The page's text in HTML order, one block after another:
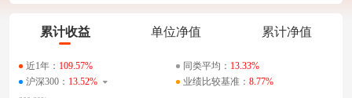
累计收益 单位净值 累计净值
近1年： 109.57% 同类平均： 13.33%
沪深300： 13.52% 业绩比较基准： 8.77%